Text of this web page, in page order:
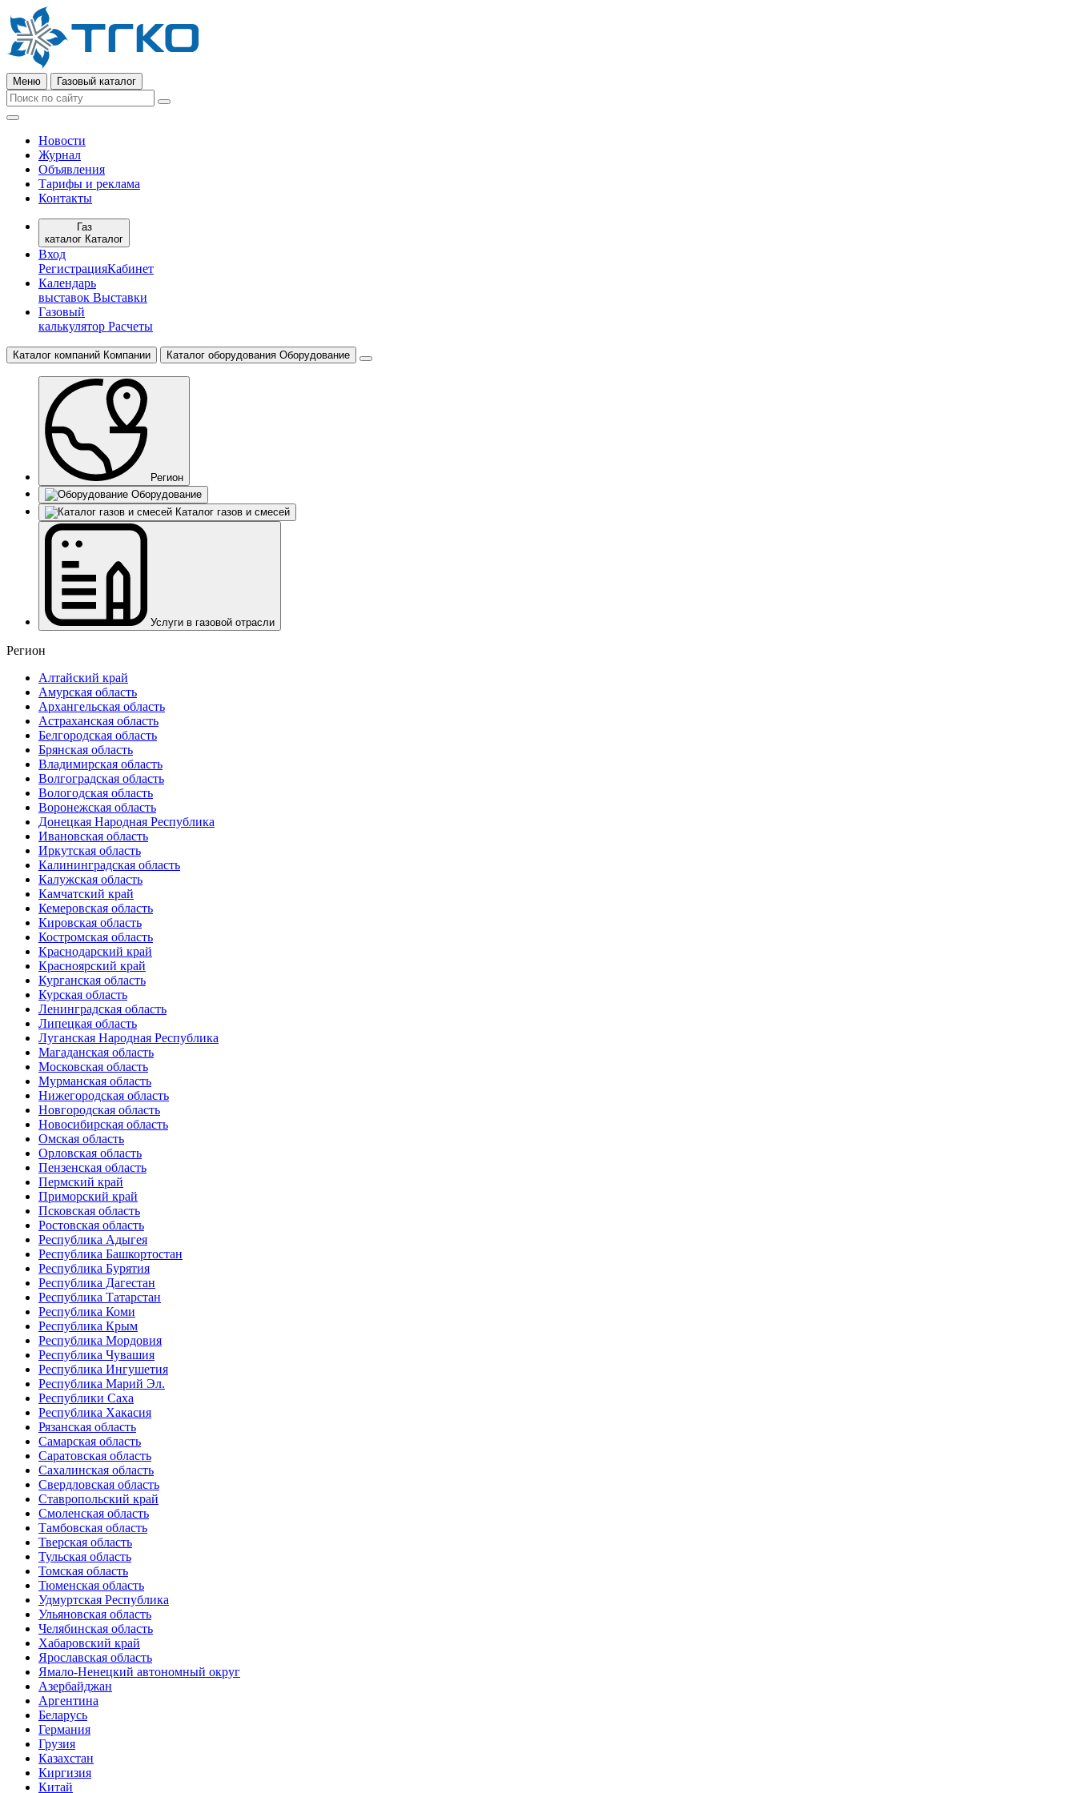
Меню Газовый каталог
Новости
Журнал
Объявления
Тарифы и реклама
Контакты
Газ
каталог Каталог
Вход
РегистрацияКабинет
Календарь
выставок Выставки
Газовый
калькулятор Расчеты
Каталог компаний Компании Каталог оборудования Оборудование
Регион
Оборудование
Каталог газов и смесей
Услуги в газовой отрасли
Регион
Алтайский край
Амурская область
Архангельская область
Астраханская область
Белгородская область
Брянская область
Владимирская область
Волгоградская область
Вологодская область
Воронежская область
Донецкая Народная Республика
Ивановская область
Иркутская область
Калининградская область
Калужская область
Камчатский край
Кемеровская область
Кировская область
Костромская область
Краснодарский край
Красноярский край
Курганская область
Курская область
Ленинградская область
Липецкая область
Луганская Народная Республика
Магаданская область
Московская область
Мурманская область
Нижегородская область
Новгородская область
Новосибирская область
Омская область
Орловская область
Пензенская область
Пермский край
Приморский край
Псковская область
Ростовская область
Республика Адыгея
Республика Башкортостан
Республика Бурятия
Республика Дагестан
Республика Татарстан
Республика Коми
Республика Крым
Республика Мордовия
Республика Чувашия
Республика Ингушетия
Республика Марий Эл.
Республики Саха
Республика Хакасия
Рязанская область
Самарская область
Саратовская область
Сахалинская область
Свердловская область
Ставропольский край
Смоленская область
Тамбовская область
Тверская область
Тульская область
Томская область
Тюменская область
Удмуртская Республика
Ульяновская область
Челябинская область
Хабаровский край
Ярославская область
Ямало-Ненецкий автономный округ
Азербайджан
Аргентина
Беларусь
Германия
Грузия
Казахстан
Киргизия
Китай